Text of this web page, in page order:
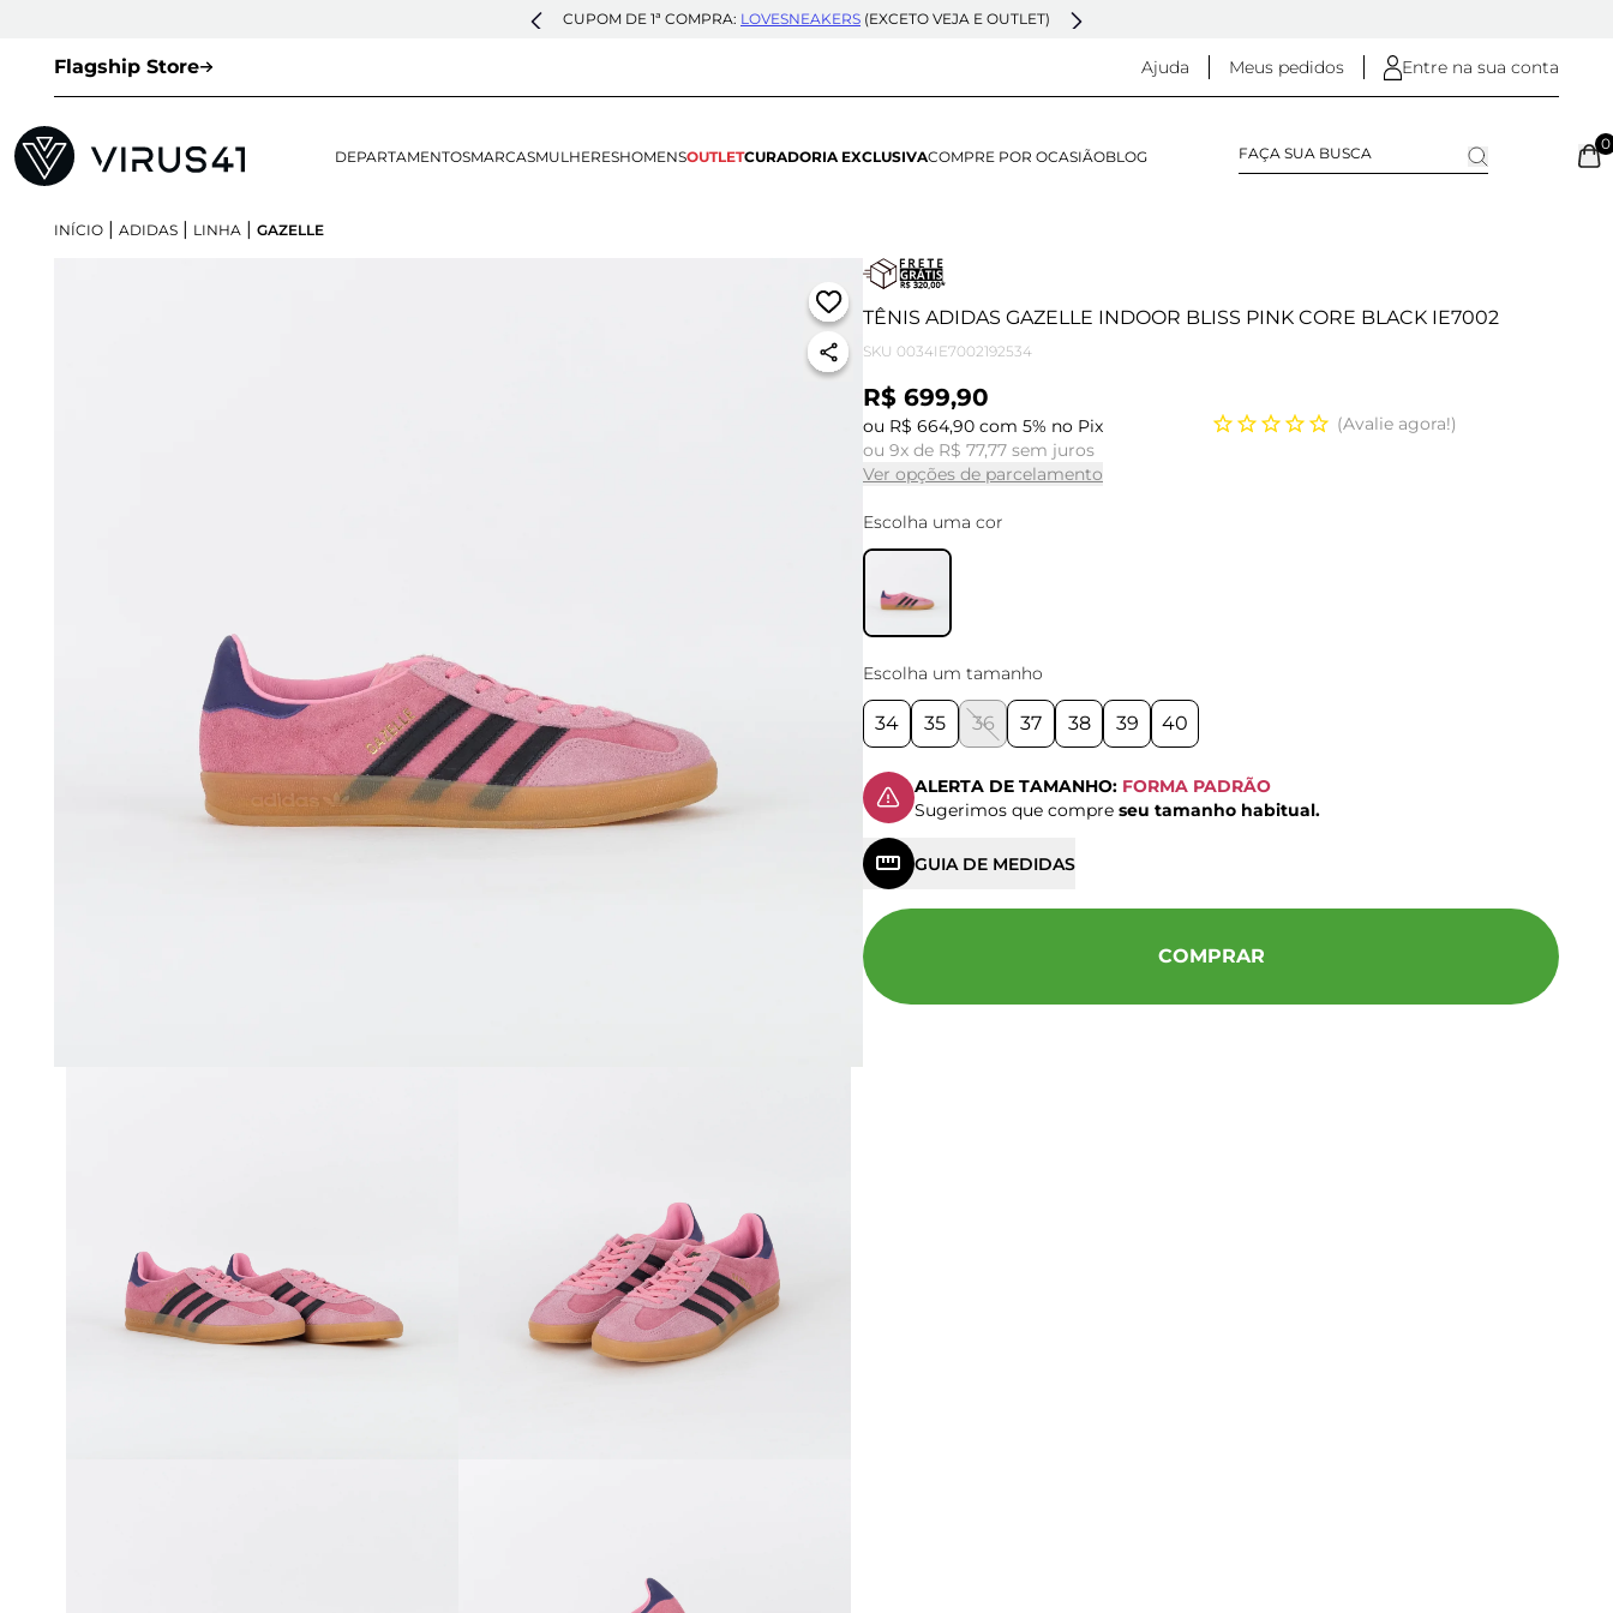
CUPOM DE 1ª COMPRA: LOVESNEAKERS (EXCETO VEJA E OUTLET)
Flagship Store Ajuda Meus pedidos Entre na sua conta
DEPARTAMENTOSMARCASMULHERESHOMENSOUTLETCURADORIA EXCLUSIVACOMPRE POR OCASIÃOBLOG
0
INÍCIO | ADIDAS | LINHA | GAZELLE
TÊNIS ADIDAS GAZELLE INDOOR BLISS PINK CORE BLACK IE7002
SKU 0034IE7002192534
R$ 699,90
ou R$ 664,90 com 5% no Pix
ou 9x de R$ 77,77 sem juros
Ver opções de parcelamento
Avalie agora!
Escolha uma cor
Escolha um tamanho
34 35 36 37 38 39 40
ALERTA DE TAMANHO: FORMA PADRÃO
Sugerimos que compre seu tamanho habitual.
GUIA DE MEDIDAS
COMPRAR